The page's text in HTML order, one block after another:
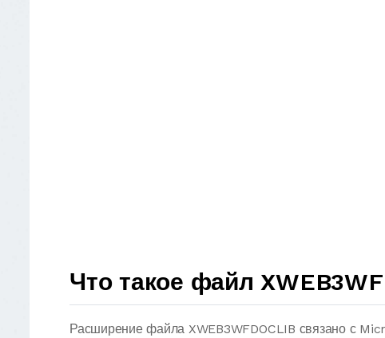
Что такое файл
Расширение файла XWEB3WFDOCLIB связано с